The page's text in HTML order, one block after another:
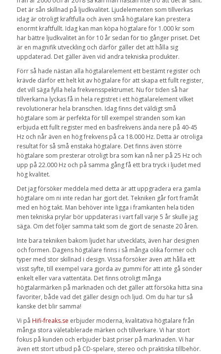
Det är sån skillnad på ljudkvalitet. Ljudelementen som tillverkas
idag är otroligt kraftfulla och även små högtalare kan prestera
enormt kraftfullt. Idag kan man köpa högtalare för 1.000 kr som
har bättre ljudkvalitet än för 10 år sedan för tio gånger priset. Det
är en magnifik utveckling och därför gäller det att hålla sig
uppdaterad. Det gäller även vid andra tekniska produkter.
Förr så hade nästan alla högtalarelement ett bestämt register och
krävde därför ett helt kit av högtalare för att skapa ett fullt register,
det vill säga fylla hela frekvensspektrumet. Nu för tiden så har
tillverkarna lyckas få in hela registret i ett högtalarelement vilket
revolutionerar hela branschen. Idag finns det väldigt små
högtalare som är perfekta för till exempel stranden som kan
erbjuda ett fullt register med en basfrekvens ända nere på 40-45
Hz och når även en hög frekvens på ca 18.000 Hz. Detta är otroliga
resultat för så små enstaka högtalare. Det finns även större
högtalare som presterar otroligt bra som kan nå ner på 25 Hz och
upp på 22.000 Hz och på samma gång få ett bra tryck i ljudet med
hög kvalitet.
Det jag försöker meddela med detta är att uppgradera era gamla
högtalare om ni inte redan har gjort det. Tekniken går fort framåt
med en hög takt. Man behöver inte ligga i framkanten hela tiden
men tekniska prylar bör uppdateras i vart fall varje 5 år skulle jag
säga. Om det följer samma takt som de gjort de senaste 20 åren.
Inte bara tekniken bakom ljudet har utvecklats, även har designen
och formen. Dagens högtalare finns i så många olika former och
typer med stor skillnad i design. Vissa försöker även att hålla ett
visst syfte, till exempel vara gjorda av gummi för att inte gå sönder
enkelt eller vara vattentäta. Det finns otroligt många
högtalarmärken på marknaden och det gäller att försöka hitta sina
favoriter, både vad det gäller design och ljud. Om du har tur så
kanske det blir samma!
Vi på Hifi-freaks.se erbjuder moderna, kvalitativa högtalare från
många stora väletablerade märken och tillverkare. Vi har stort
fokus på kunden och erbjuder bäst priser på marknaden. Vi har
även ett stort utbud på CD-spelare, stereo och praktiska tillbehör.